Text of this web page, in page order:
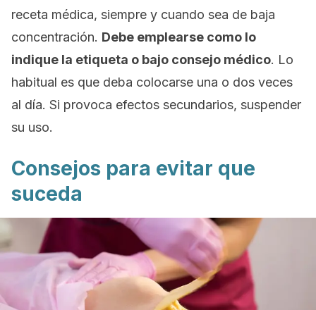
receta médica, siempre y cuando sea de baja
concentración. Debe emplearse como lo
indique la etiqueta o bajo consejo médico. Lo
habitual es que deba colocarse una o dos veces
al día. Si provoca efectos secundarios, suspender
su uso.
Consejos para evitar que
suceda